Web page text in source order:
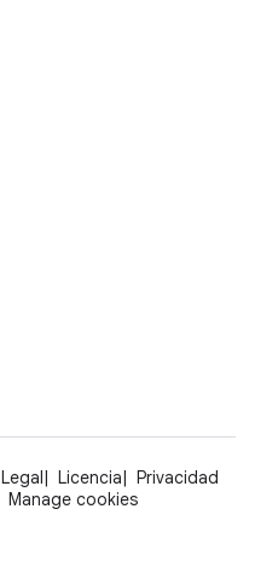
Legal Licencia
Privacidad
Manage cookies